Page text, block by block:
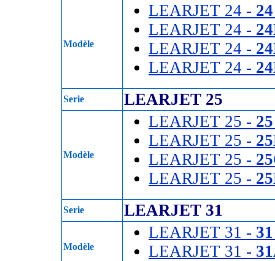
Modèle
LEARJET 24 - 24
LEARJET 24 -
LEARJET 24 -
LEARJET 24 -
Serie LEARJET 25
Modèle
LEARJET 25 - 25
LEARJET 25 -
LEARJET 25 -
LEARJET 25 -
Serie LEARJET 31
Modèle
LEARJET 31 - 31
LEARJET 31 -